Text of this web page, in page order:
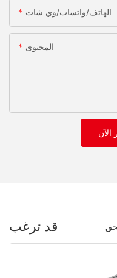
الهاتف/واتساب/وي شات
المحتوى
الآن
قد ترغب